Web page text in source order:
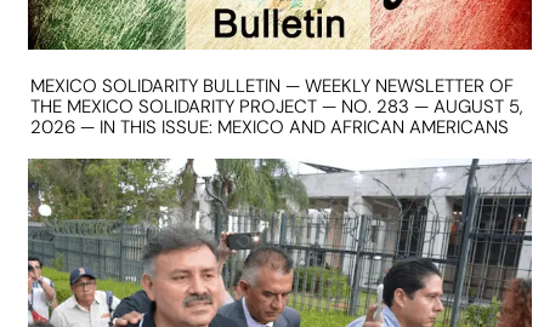
MEXICO SOLIDARITY BULLETIN — WEEKLY NEWSLETTER OF
THE MEXICO SOLIDARITY PROJECT — NO. 283 — AUGUST 5,
2026 — IN THIS ISSUE: MEXICO AND AFRICAN AMERICANS